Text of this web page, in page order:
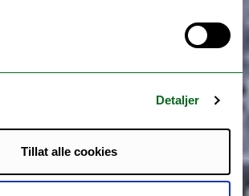
Detaljer
Tillat alle cookies